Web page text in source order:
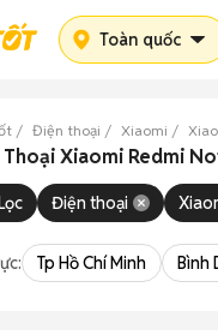
Toàn quốc
Điện thoại Xiaomi
Xiaomi Redmi
Điện thoại
Tp Hồ Chí Minh Bình